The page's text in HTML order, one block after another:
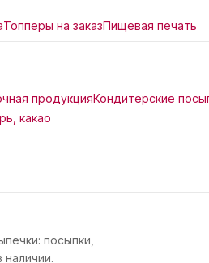
Топперы на заказПищевая печать
продукцияКондитерские
какао
посыпки,